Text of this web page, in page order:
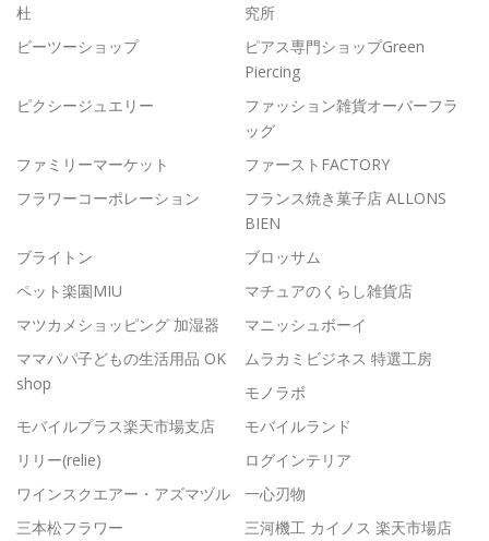
杜
究所
ビーツーショップ
ピアス専門ショップGreen
Piercing
ピクシージュエリー
ファッション雑貨オーバーフラ
ッグ
ファミリーマーケット
ファーストFACTORY
フラワーコーポレーション
フランス焼き菓子店 ALLONS
BIEN
ブライトン
ブロッサム
ペット楽園MIU
マチュアのくらし雑貨店
マツカメショッピング 加湿器
マニッシュボーイ
ママパパ子どもの生活用品 OK
shop
ムラカミビジネス 特選工房
モノラボ
モバイルプラス楽天市場支店
モバイルランド
リリー(relie)
ログインテリア
ワインスクエアー・アズマヅル
一心刃物
三本松フラワー
三河機工 カイノス 楽天市場店